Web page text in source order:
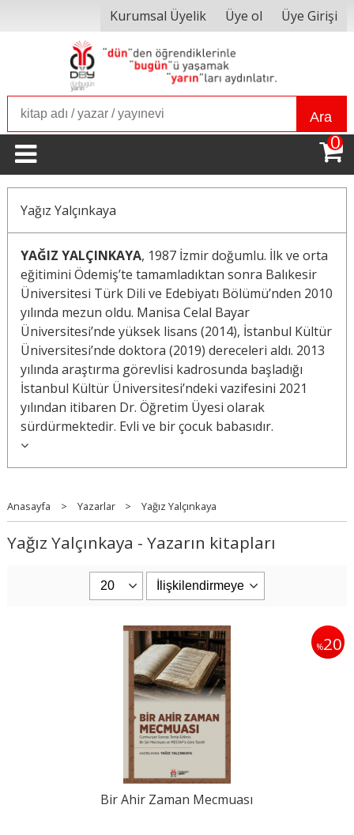
Kurumsal Üyelik Üye ol Üye Girişi
Ara
0
Yağız Yalçınkaya
YAĞIZ YALÇINKAYA, 1987 İzmir doğumlu. İlk ve orta
eğitimini Ödemiş’te tamamladıktan sonra Balıkesir
Üniversitesi Türk Dili ve Edebiyatı Bölümü’nden 2010
yılında mezun oldu. Manisa Celal Bayar
Üniversitesi’nde yüksek lisans (2014), İstanbul Kültür
Üniversitesi’nde doktora (2019) dereceleri aldı. 2013
yılında araştırma görevlisi kadrosunda başladığı
İstanbul Kültür Üniversitesi’ndeki vazifesini 2021
yılından itibaren Dr. Öğretim Üyesi olarak
sürdürmektedir. Evli ve bir çocuk babasıdır.
Anasayfa > Yazarlar > Yağız Yalçınkaya
Yağız Yalçınkaya - Yazarın kitapları
%20
Bir Ahir Zaman Mecmuası